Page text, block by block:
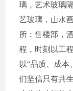
璃，艺术玻璃
艺玻璃，山水
所：售楼部，
程，时刻以工
以“品质、成
们坚信只有共